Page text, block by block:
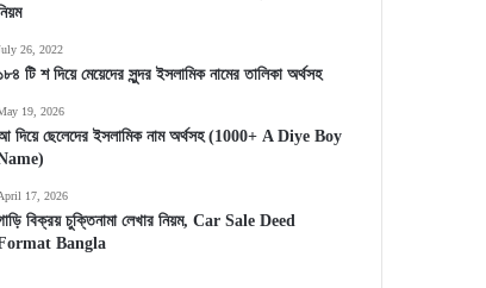
26, 2022
টি শ দিয়ে মেয়েদের সুন্দর ইসলামিক নামের তালিকা অর্থসহ
19, 2026
দিয়ে ছেলেদের ইসলামিক নাম অর্থসহ (1000+ A Diye Boy
17, 2026
বিক্রয় চুক্তিনামা লেখার নিয়ম, Car Sale Deed
Bangla